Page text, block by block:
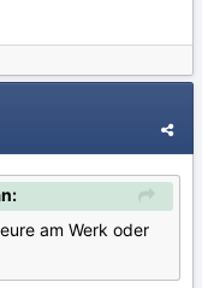
am Werk oder